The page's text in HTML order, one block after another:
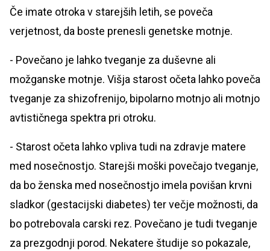
Če imate otroka v starejših letih, se poveča
verjetnost, da boste prenesli genetske motnje.
- Povečano je lahko tveganje za duševne ali
možganske motnje. Višja starost očeta lahko poveča
tveganje za shizofrenijo, bipolarno motnjo ali motnjo
avtističnega spektra pri otroku.
- Starost očeta lahko vpliva tudi na zdravje matere
med nosečnostjo. Starejši moški povečajo tveganje,
da bo ženska med nosečnostjo imela povišan krvni
sladkor (gestacijski diabetes) ter večje možnosti, da
bo potrebovala carski rez. Povečano je tudi tveganje
za prezgodnji porod. Nekatere študije so pokazale,